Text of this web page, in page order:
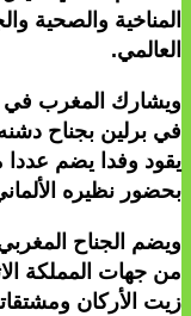
والصحية
برلين بجناح
وفدا يضم عددا من
نظيره
جهات المملكة
الأركان